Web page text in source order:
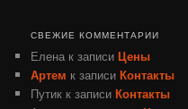
СВЕЖИЕ КОММЕНТАРИИ
Елена к записиЦены
Артем к записиКонтакты
Путик к записиКонтакты